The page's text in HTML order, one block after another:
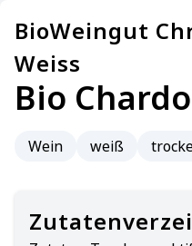
BioWeingut
Weiss
Bio
Wein weiß